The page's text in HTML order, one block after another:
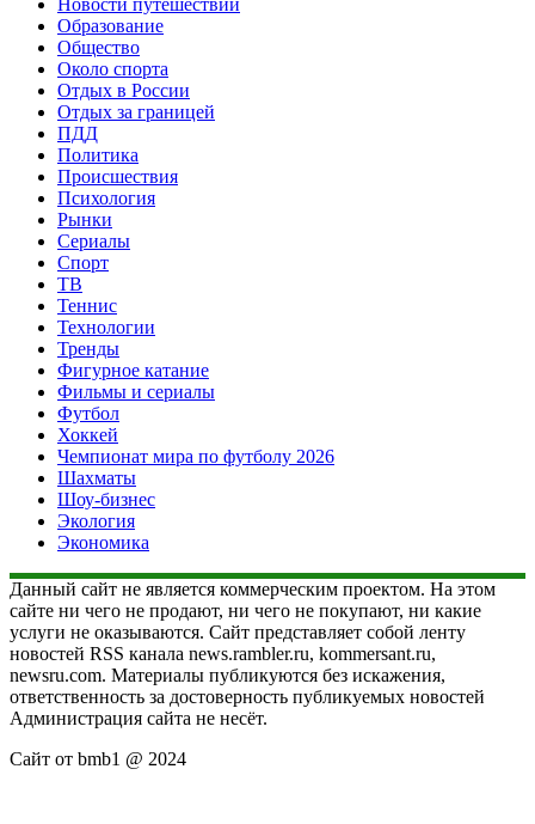
Образование
Общество
Около спорта
Отдых в России
Отдых за границей
ПДД
Политика
Происшествия
Психология
Рынки
Сериалы
Спорт
ТВ
Теннис
Технологии
Тренды
Фигурное катание
Фильмы и сериалы
Футбол
Хоккей
Чемпионат мира по футболу 2026
Шахматы
Шоу-бизнес
Экология
Экономика
Данный сайт не является коммерческим проектом. На этом
сайте ни чего не продают, ни чего не покупают, ни какие
услуги не оказываются. Сайт представляет собой ленту
новостей RSS канала news.rambler.ru, kommersant.ru,
newsru.com. Материалы публикуются без искажения,
ответственность за достоверность публикуемых новостей
Администрация сайта не несёт.
Сайт от bmb1 @ 2024